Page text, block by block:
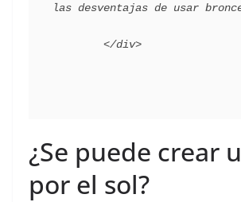
las desventajas de usar
¿Se puede crear
por el sol?